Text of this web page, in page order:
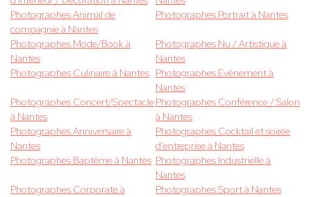
Photographes Animal de
compagnie à Nantes
Photographes Portrait à Nantes
Photographes Mode/Book à
Nantes
Photographes Nu / Artistique à
Nantes
Photographes Culinaire à Nantes Photographes Evènement à
Nantes
Photographes Concert/Spectacle
à Nantes
Photographes Conférence / Salon
à Nantes
Photographes Anniversaire à
Nantes
Photographes Cocktail et soirée
d'entreprise à Nantes
Photographes Baptême à Nantes Photographes Industrielle à
Nantes
Photographes Corporate à
Photographes Sport à Nantes